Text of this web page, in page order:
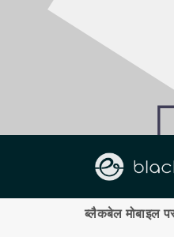
हमारे बारे में
ब्लैकबेल मोबाइल